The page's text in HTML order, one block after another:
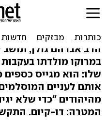
הרב רובין
לעניים
הרב אברהם גולן,
במרוקו מולדתו
שלו: הוא מגייס כספים
אותם לעניים
מהיהודים "כדי שלא
המטרה: דו-קיום.